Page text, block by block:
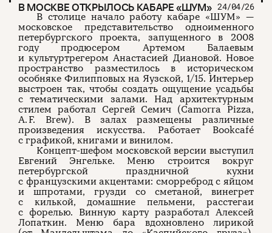
В МОСКВЕ ОТКРЫЛОСЬ КАБАРЕ «ШУМ» 24/04/26
В столице начало работу кабаре «ШУМ» —
московское представительство одноименного
петербургского проекта, запущенного в 2008
году продюсером Артемом Балаевым
и культуртрегером Анастасией Диановой. Новое
пространство разместилось в историческом
особняке Филипповых на Яузской, 1/15. Интерьер
выстроен так, чтобы создать ощущение усадьбы
с тематическими залами. Над архитектурным
стилем работал Сергей Семич (Camorra Pizza,
A. F. Brew). В залах размещены различные
произведения искусства. Работает Bookcafé
с графикой, книгами и винилом.
Концепт-шефом московской версии выступил
Евгений Энгельке. Меню строится вокруг
петербургской праздничной кухни
с французскими акцентами: сморреброд с яйцом
и шпротами, грузди со сметаной, винегрет
с килькой, домашние пельмени, расстегаи
с форелью. Винную карту разработал Алексей
Лопаткин. Меню бара вдохновлено лирикой